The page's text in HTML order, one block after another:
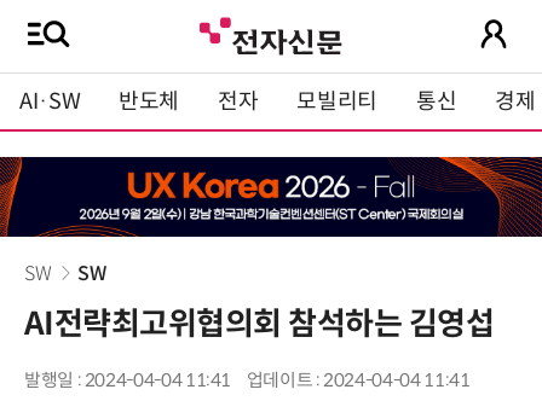
AI·SW 반도체 전자 모빌리티 통신 경제
SW SW
AI전략최고위협의회 참석하는 김영섭
발행일 : 2024-04-04 11:41 업데이트 : 2024-04-04 11:41